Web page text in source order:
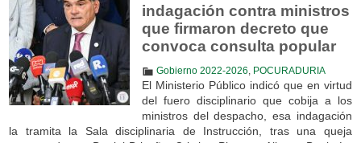
indagación contra ministros
que firmaron decreto que
convoca consulta popular
Gobierno 2022-2026 POCURADURIA
El Ministerio Público indicó que en virtud
del fuero disciplinario que cobija a los
ministros del despacho, esa indagación
la tramita la Sala disciplinaria de Instrucción, tras una queja